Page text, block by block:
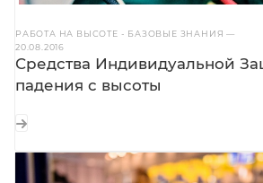
РАБОТА НА ВЫСОТЕ - БАЗОВЫЕ ЗНАНИЯ—
20.08.2016
Средства Индивидуальной
падения с высоты